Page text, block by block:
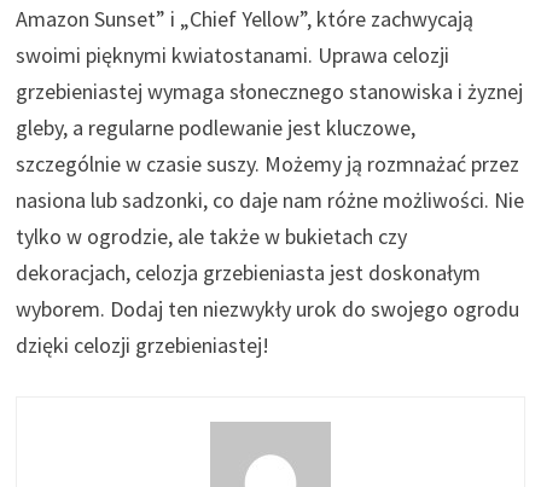
Amazon Sunset” i „Chief Yellow”, które zachwycają
swoimi pięknymi kwiatostanami. Uprawa celozji
grzebieniastej wymaga słonecznego stanowiska i żyznej
gleby, a regularne podlewanie jest kluczowe,
szczególnie w czasie suszy. Możemy ją rozmnażać przez
nasiona lub sadzonki, co daje nam różne możliwości. Nie
tylko w ogrodzie, ale także w bukietach czy
dekoracjach, celozja grzebieniasta jest doskonałym
wyborem. Dodaj ten niezwykły urok do swojego ogrodu
dzięki celozji grzebieniastej!